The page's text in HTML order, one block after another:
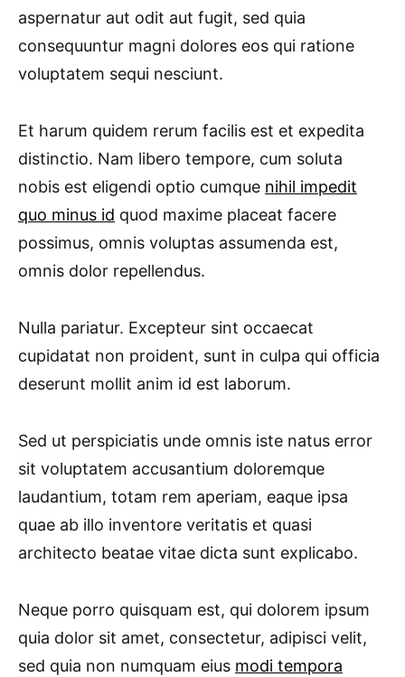
aspernatur aut odit aut fugit, sed quia
consequuntur magni dolores eos qui ratione
voluptatem sequi nesciunt.
Et harum quidem rerum facilis est et expedita
distinctio. Nam libero tempore, cum soluta
nobis est eligendi optio cumque nihil impedit
quo minus id quod maxime placeat facere
possimus, omnis voluptas assumenda est,
omnis dolor repellendus.
Nulla pariatur. Excepteur sint occaecat
cupidatat non proident, sunt in culpa qui officia
deserunt mollit anim id est laborum.
Sed ut perspiciatis unde omnis iste natus error
sit voluptatem accusantium doloremque
laudantium, totam rem aperiam, eaque ipsa
quae ab illo inventore veritatis et quasi
architecto beatae vitae dicta sunt explicabo.
Neque porro quisquam est, qui dolorem ipsum
quia dolor sit amet, consectetur, adipisci velit,
sed quia non numquam eius modi tempora